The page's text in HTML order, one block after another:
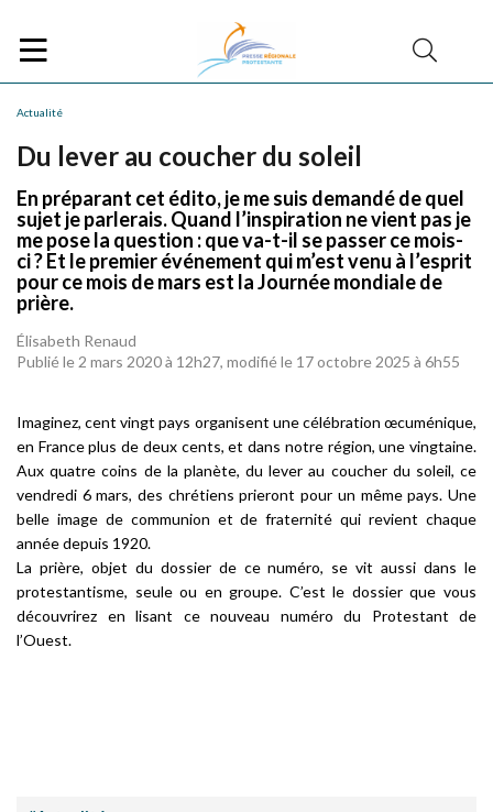
Actualité
Du lever au coucher du soleil
En préparant cet édito, je me suis demandé de quel
sujet je parlerais. Quand l’inspiration ne vient pas je
me pose la question : que va-t-il se passer ce mois-
ci ? Et le premier événement qui m’est venu à l’esprit
pour ce mois de mars est la Journée mondiale de
prière.
Élisabeth Renaud
Publié le 2 mars 2020 à 12h27, modifié le 17 octobre 2025 à 6h55
Imaginez, cent vingt pays organisent une célébration œcuménique,
en France plus de deux cents, et dans notre région, une vingtaine.
Aux quatre coins de la planète, du lever au coucher du soleil, ce
vendredi 6 mars, des chrétiens prieront pour un même pays. Une
belle image de communion et de fraternité qui revient chaque
année depuis 1920.
La prière, objet du dossier de ce numéro, se vit aussi dans le
protestantisme, seule ou en groupe. C’est le dossier que vous
découvrirez en lisant ce nouveau numéro du Protestant de
l’Ouest.